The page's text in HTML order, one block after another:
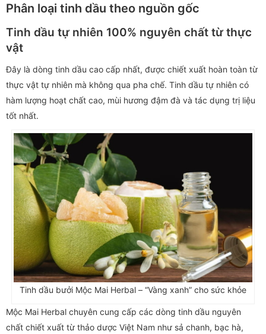
Phân loại tinh dầu theo nguồn gốc
Tinh dầu tự nhiên 100% nguyên chất từ thực
vật
Đây là dòng tinh dầu cao cấp nhất, được chiết xuất hoàn toàn từ
thực vật tự nhiên mà không qua pha chế. Tinh dầu tự nhiên có
hàm lượng hoạt chất cao, mùi hương đậm đà và tác dụng trị liệu
tốt nhất.
Tinh dầu bưởi Mộc Mai Herbal – “Vàng xanh” cho sức khỏe
Mộc Mai Herbal chuyên cung cấp các dòng tinh dầu nguyên
chất chiết xuất từ thảo dược Việt Nam như sả chanh, bạc hà,